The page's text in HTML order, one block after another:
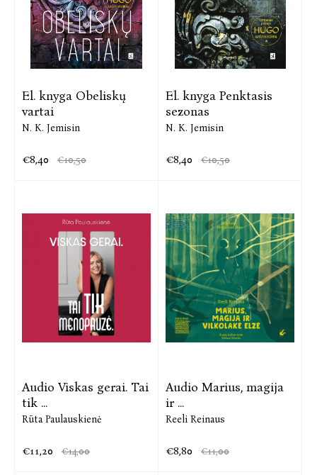
El. knyga Obeliskų
vartai
N. K. Jemisin
€8,40 €10,50
El. knyga Penktasis
sezonas
N. K. Jemisin
€8,40 €10,50
Audio Viskas gerai. Tai
tik ...
Rūta Paulauskienė
€11,20 €14,00
Audio Marius, magija
ir ...
Reeli Reinaus
€8,80 €11,00